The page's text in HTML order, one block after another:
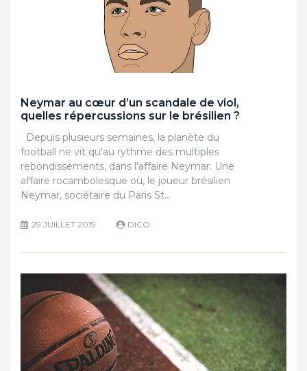
Neymar au cœur d’un scandale de viol,
quelles répercussions sur le brésilien ?
Depuis plusieurs semaines, la planète du
football ne vit qu'au rythme des multiples
rebondissements, dans l'affaire Neymar. Une
affaire rocambolesque où, le joueur brésilien
Neymar, sociétaire du Paris St…
29 JUILLET 2019 DICO